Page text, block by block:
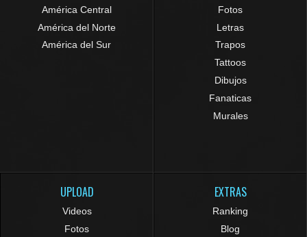
América Central
América del Norte
América del Sur
Fotos
Letras
Trapos
Tattoos
Dibujos
Fanaticas
Murales
UPLOAD
Videos
Fotos
EXTRAS
Ranking
Blog